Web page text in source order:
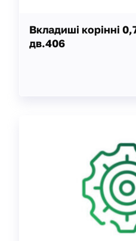
Вкладиші корінні
дв.406